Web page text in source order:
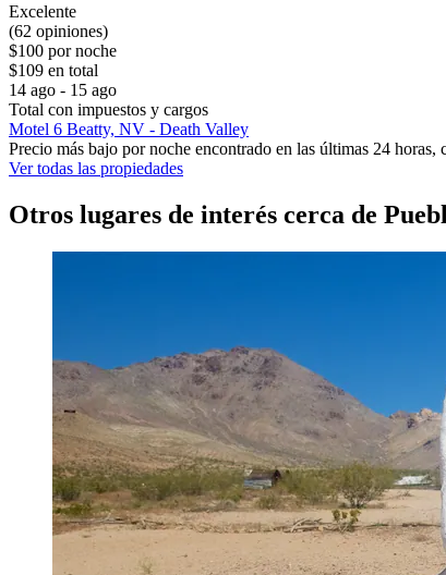
Excelente
(62 opiniones)
$100 por noche
$109 en total
14 ago - 15 ago
Total con impuestos y cargos
Motel 6 Beatty, NV - Death Valley
Precio más bajo por noche encontrado en las últimas 24
Ver todas las propiedades
Otros lugares de interés cerca de